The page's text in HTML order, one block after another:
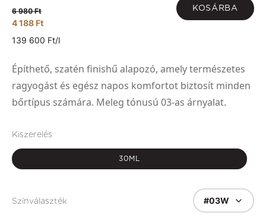
6 980 Ft
4 188 Ft
KOSÁRBA
139 600 Ft/l
Építhető, szatén finishű alapozó, amely természetes
ragyogást és egész napos komfortot biztosít minden
bőrtípus számára. Meleg tónusú 03-as árnyalat.
Kiszerelés
30ML
Színválaszték #03W